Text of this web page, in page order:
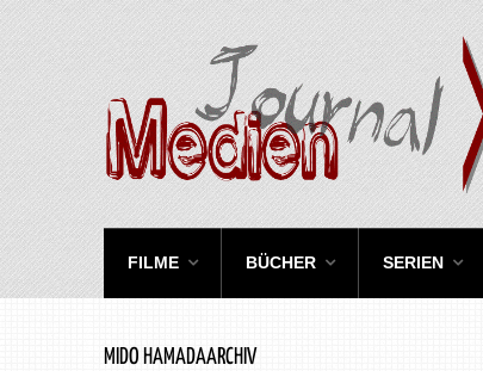
FILME BÜCHER SERIEN
MIDO HAMADAARCHIV